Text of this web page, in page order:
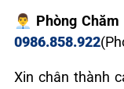
👨‍💼 Phòng
0986.858.922
Xin chân thành